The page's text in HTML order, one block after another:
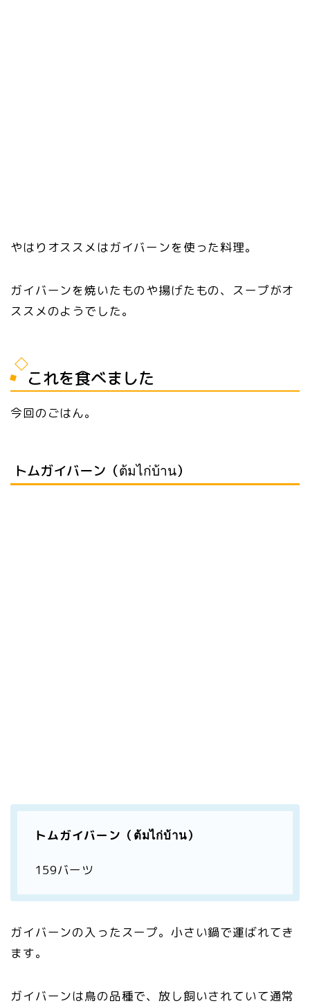
やはりオススメはガイバーンを使った料理。
ガイバーンを焼いたものや揚げたもの、スープがオ
ススメのようでした。
これを食べました
今回のごはん。
トムガイバーン（ต้มไก่บ้าน）
トムガイバーン（ต้มไก่บ้าน）
159バーツ
ガイバーンの入ったスープ。小さい鍋で運ばれてき
ます。
ガイバーンは鳥の品種で、放し飼いされていて通常